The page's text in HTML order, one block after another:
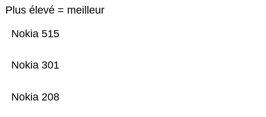
Plus élevé = meilleur
Nokia 208
Nokia 301
Nokia 515